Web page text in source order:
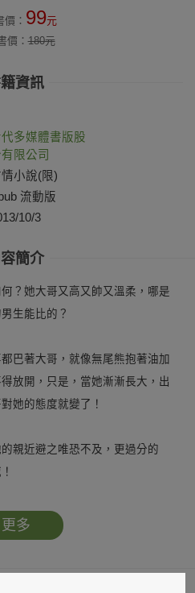
價： 99元
價：180元
資訊
代多媒體書版股
限公司
情小說(限)
流動版
10/3
簡介
？她大哥又高又帥又溫柔，哪是
生能比的？
巴著大哥，就像無尾熊抱著油加
放開，只是，當她漸漸長大，出
她的態度就變了！
親近避之唯恐不及，更過分的
奇蹟……
更多